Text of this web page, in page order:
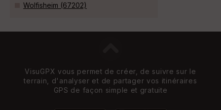
Wolfisheim (67202)
VisuGPX vous permet de créer, de suivre sur le
terrain, d'analyser et de partager vos itinéraires
GPS de façon simple et gratuite